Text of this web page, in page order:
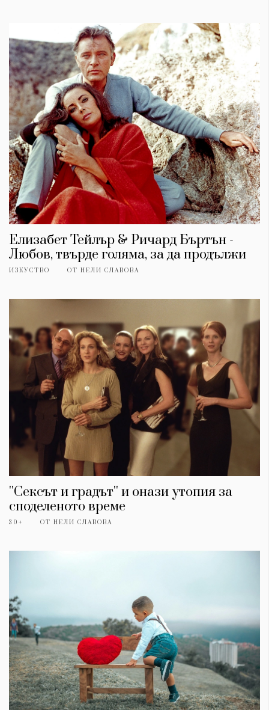
Елизабет Тейлър & Ричард Бъртън -
Любов, твърде голяма, за да продължи
ИЗКУСТВО ОТ НЕЛИ СЛАВОВА
''Сексът и градът'' и онази утопия за
споделеното време
30+ ОТ НЕЛИ СЛАВОВА